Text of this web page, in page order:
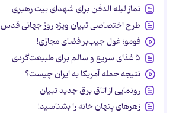
نماز لیله الدفن برای شهدای بیت رهبری
طرح اختصاصی تبیان ویژه روز جهانی قدس
فومو؛ غول جیب‌بر فضای مجازی!
۵ غذای سریع و سالم برای طبیعت‌گردی
نتیجه حمله آمریکا به ایران چیست؟
رونمایی از اتاق برق جدید تبیان
زهرهای پنهان خانه را بشناسید!